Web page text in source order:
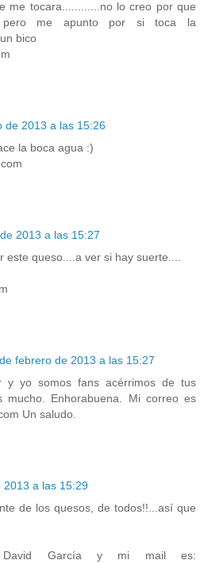
me tocara............no lo creo por que
pero me apunto por si toca la
bico
de 2013 a las 15:26
la boca agua :)
2013 a las 15:27
queso....a ver si hay suerte....
febrero de 2013 a las 15:27
y yo somos fans acérrimos de tus
mucho. Enhorabuena. Mi correo es
Un saludo.
2013 a las 15:29
de los quesos, de todos!!...así que
García y mi mail es: